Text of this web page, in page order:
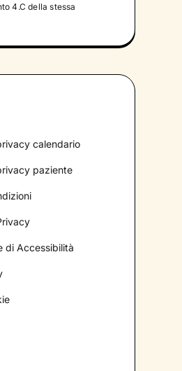
4.C della stessa
calendario
paziente
di Accessibilità